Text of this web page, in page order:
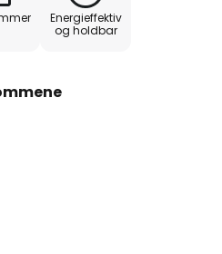
Energieffektiv
og holdbar